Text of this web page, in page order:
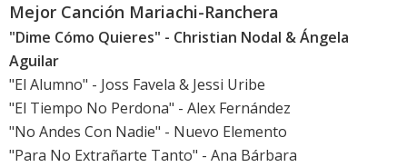
Mejor Canción Mariachi-Ranchera
"Dime Cómo Quieres" - Christian Nodal & Ángela
Aguilar
"El Alumno" - Joss Favela & Jessi Uribe
"El Tiempo No Perdona" - Alex Fernández
"No Andes Con Nadie" - Nuevo Elemento
"Para No Extrañarte Tanto" - Ana Bárbara